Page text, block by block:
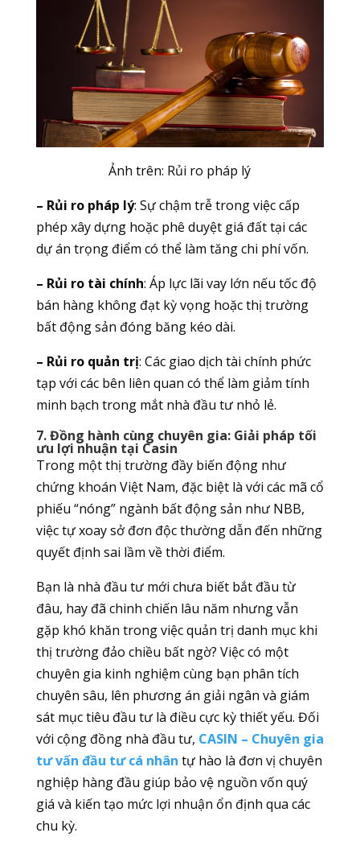
Ảnh trên: Rủi ro pháp lý
– Rủi ro pháp lý: Sự chậm trễ trong việc cấp
phép xây dựng hoặc phê duyệt giá đất tại các
dự án trọng điểm có thể làm tăng chi phí vốn.
– Rủi ro tài chính: Áp lực lãi vay lớn nếu tốc độ
bán hàng không đạt kỳ vọng hoặc thị trường
bất động sản đóng băng kéo dài.
– Rủi ro quản trị: Các giao dịch tài chính phức
tạp với các bên liên quan có thể làm giảm tính
minh bạch trong mắt nhà đầu tư nhỏ lẻ.
7. Đồng hành cùng chuyên gia: Giải pháp tối
ưu lợi nhuận tại Casin
Trong một thị trường đầy biến động như
chứng khoán Việt Nam, đặc biệt là với các mã cổ
phiếu “nóng” ngành bất động sản như NBB,
việc tự xoay sở đơn độc thường dẫn đến những
quyết định sai lầm về thời điểm.
Bạn là nhà đầu tư mới chưa biết bắt đầu từ
đâu, hay đã chinh chiến lâu năm nhưng vẫn
gặp khó khăn trong việc quản trị danh mục khi
thị trường đảo chiều bất ngờ? Việc có một
chuyên gia kinh nghiệm cùng bạn phân tích
chuyên sâu, lên phương án giải ngân và giám
sát mục tiêu đầu tư là điều cực kỳ thiết yếu. Đối
với cộng đồng nhà đầu tư, CASIN – Chuyên gia
tư vấn đầu tư cá nhân tự hào là đơn vị chuyên
nghiệp hàng đầu giúp bảo vệ nguồn vốn quý
giá và kiến tạo mức lợi nhuận ổn định qua các
chu kỳ.